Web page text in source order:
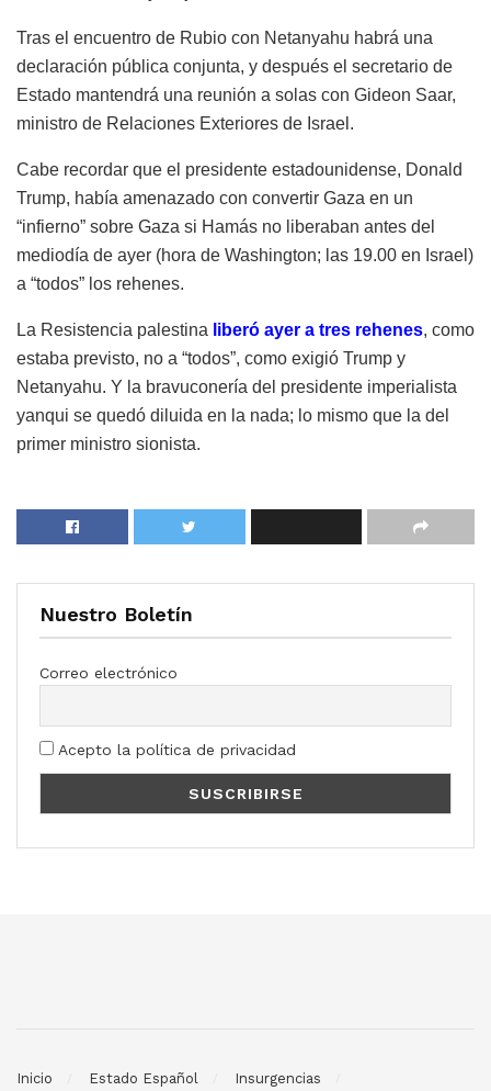
Tras el encuentro de Rubio con Netanyahu habrá una
declaración pública conjunta, y después el secretario de
Estado mantendrá una reunión a solas con Gideon Saar,
ministro de Relaciones Exteriores de Israel.
Cabe recordar que el presidente estadounidense, Donald
Trump, había amenazado con convertir Gaza en un
“infierno” sobre Gaza si Hamás no liberaban antes del
mediodía de ayer (hora de Washington; las 19.00 en Israel)
a “todos” los rehenes.
La Resistencia palestina liberó ayer a tres rehenes, como
estaba previsto, no a “todos”, como exigió Trump y
Netanyahu. Y la bravuconería del presidente imperialista
yanqui se quedó diluida en la nada; lo mismo que la del
primer ministro sionista.
Nuestro Boletín
Correo electrónico
Acepto la política de privacidad
Inicio Estado Español Insurgencias